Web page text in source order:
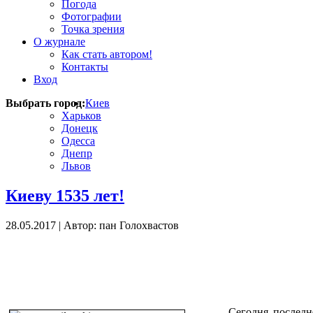
Погода
Фотографии
Точка зрения
О журнале
Как стать автором!
Контакты
Вход
Выбрать город:Киев
Харьков
Донецк
Одесса
Днепр
Львов
Киеву 1535 лет!
28.05.2017 | Автор: пан Голохвастов